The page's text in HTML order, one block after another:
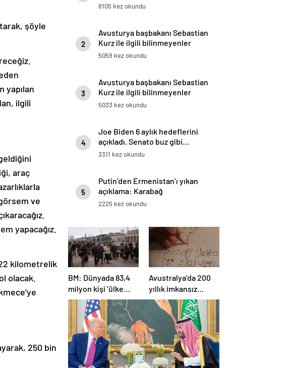
şöyle
yapılan
ilgili
araç
ve
yapacağız.
kilometrelik
olacak.
250 bin
8105 kez okundu
2
Avusturya başbakanı Sebastian
Kurz ile ilgili bilinmeyenler
5059 kez okundu
3
Avusturya başbakanı Sebastian
Kurz ile ilgili bilinmeyenler
5033 kez okundu
4
Joe Biden 6 aylık hedeflerini
açıkladı. Senato buz gibi…
3311 kez okundu
5
Putin’den Ermenistan’ı yıkan
açıklama: Karabağ
Azerbaycan’ın ayrılmaz bir
2225 kez okundu
BM: Dünyada 83,4
milyon kişi ‘ülke
içinde yerinden
edilmiş’ olarak
yaşıyor
Avustralya’da 200
yıllık imkansız
matematik
problemi çözüldü